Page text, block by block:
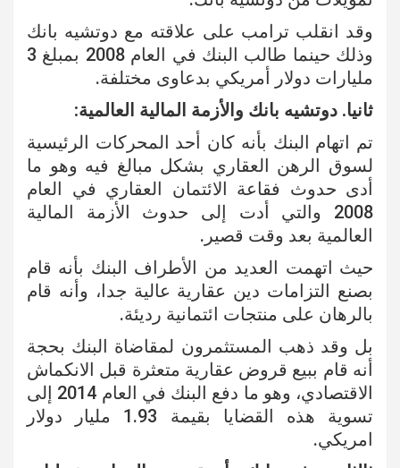
وقد انقلب ترامب على علاقته مع دوتشيه بانك
وذلك حينما طالب البنك في العام 2008 بمبلغ 3
مليارات دولار أمريكي بدعاوى مختلفة.
ثانيا. دوتشيه بانك والأزمة المالية العالمية:
تم اتهام البنك بأنه كان أحد المحركات الرئيسية
لسوق الرهن العقاري بشكل مبالغ فيه وهو ما
أدى حدوث فقاعة الائتمان العقاري في العام
2008 والتي أدت إلى حدوث الأزمة المالية
العالمية بعد وقت قصير.
حيث اتهمت العديد من الأطراف البنك بأنه قام
بصنع التزامات دين عقارية عالية جدا، وأنه قام
بالرهان على منتجات ائتمانية رديئة.
بل وقد ذهب المستثمرون لمقاضاة البنك بحجة
أنه قام ببيع قروض عقارية متعثرة قبل الانكماش
الاقتصادي، وهو ما دفع البنك في العام 2014 إلى
تسوية هذه القضايا بقيمة 1.93 مليار دولار
امريكي.